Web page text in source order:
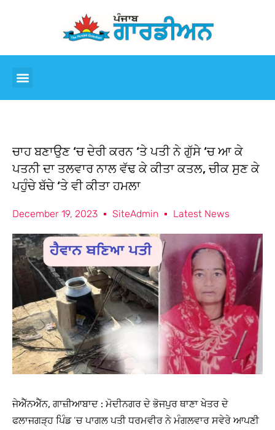
ਚਾਹ ਬਣਾਉਣ ‘ਚ ਦੇਰੀ ਕਰਨ ‘ਤੇ ਪਤੀ ਨੇ ਗੁੱਸੇ ‘ਚ ਆ ਕੇ
ਪਤਨੀ ਦਾ ਤਲਵਾਰ ਨਾਲ ਵੱਢ ਕੇ ਕੀਤਾ ਕਤਲ, ਚੀਕ ਸੁਣ ਕੇ
ਪਹੁੰਚੇ ਬੱਚੇ ‘ਤੇ ਵੀ ਕੀਤਾ ਹਮਲਾ
December 19, 2023 SiteAdmin Latest News
ਜੇਐੱਨਐੱਨ, ਗਾਜ਼ੀਆਬਾਦ : ਮੋਦੀਨਗਰ ਦੇ ਭੋਜਪੁਰ ਥਾਣਾ ਖੇਤਰ ਦੇ
ਫਲਾਜਗੜ੍ਹ ਪਿੰਡ ‘ਚ ਪਾਗਲ ਪਤੀ ਧਰਮਵੀਰ ਨੇ ਮੰਗਲਵਾਰ ਸਵੇਰੇ ਆਪਣੀ